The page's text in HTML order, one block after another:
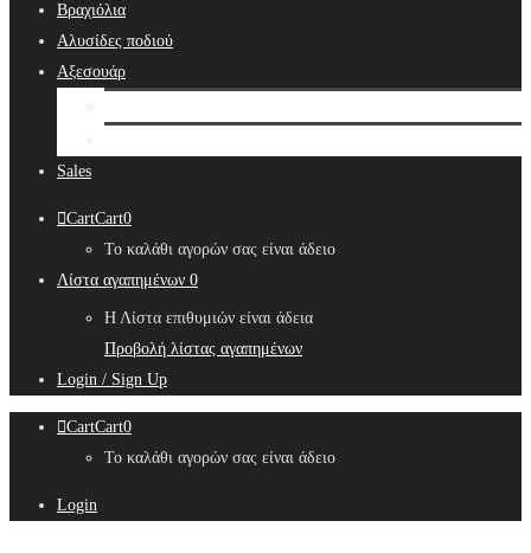
Βραχιόλια
Αλυσίδες ποδιού
Αξεσουάρ
Sales
CartCart0
Το καλάθι αγορών σας είναι άδειο
Λίστα αγαπημένων 0
Η Λίστα επιθυμιών είναι άδεια
Προβολή λίστας αγαπημένων
Login / Sign Up
CartCart0
Το καλάθι αγορών σας είναι άδειο
Login